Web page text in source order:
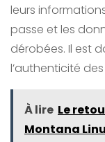
leurs
passe et les
dérobées. Il est
l’authenticité
À lire Le
Montana